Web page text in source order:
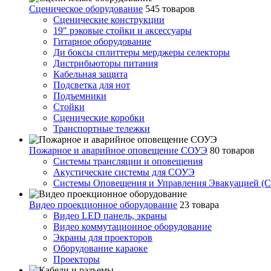
Сценическое оборудование 545 товаров
Сценические конструкции
19" рэковые стойки и аксесcуары
Гитарное оборудование
Ди боксы сплиттеры мерджеры селекторы
Дистрибьюторы питания
Кабельная защита
Подсветка для нот
Подъемники
Стойки
Сценические коробки
Транспортные тележки
Пожарное и аварийное оповещение СОУЭ 80 товаров
Cистемы трансляции и оповещения
Акустические системы для СОУЭ
Системы Оповещения и Управления Эвакуацией
Видео проекционное оборудование 23 товара
Видео LED панель, экраны
Видео коммутационное оборудование
Экраны для проекторов
Оборудование караоке
Проекторы